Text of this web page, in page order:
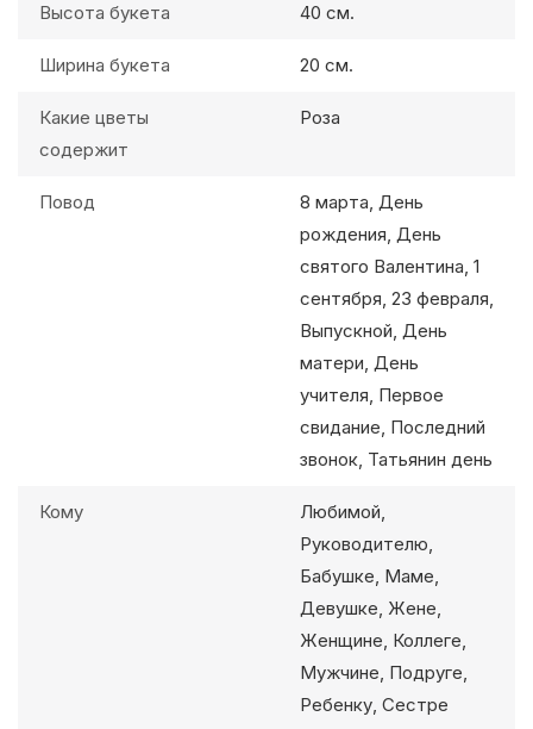
Высота букета 40 см.
Ширина букета 20 см.
Какие цветы
содержит
Роза
Повод
8 марта, День
рождения, День
святого Валентина, 1
сентября, 23 февраля,
Выпускной, День
матери, День
учителя, Первое
свидание, Последний
звонок, Татьянин день
Кому
Любимой,
Руководителю,
Бабушке, Маме,
Девушке, Жене,
Женщине, Коллеге,
Мужчине, Подруге,
Ребенку, Сестре